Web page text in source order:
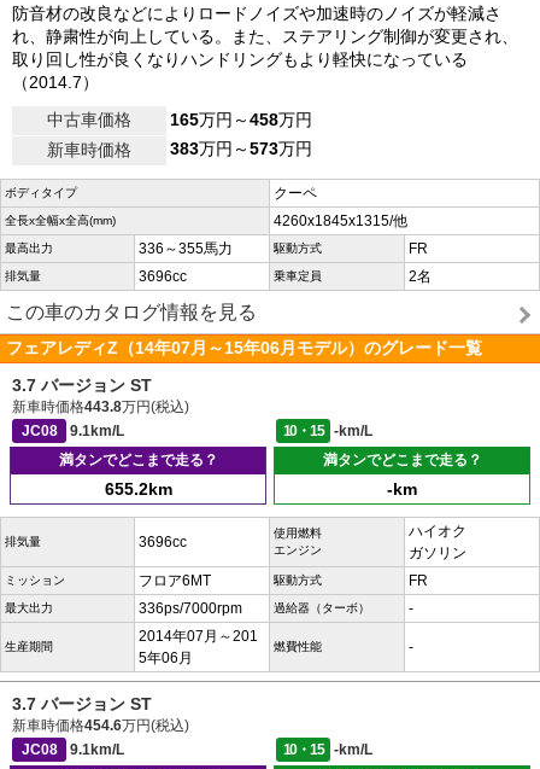
防音材の改良などによりロードノイズや加速時のノイズが軽減さ
れ、静粛性が向上している。また、ステアリング制御が変更され、
取り回し性が良くなりハンドリングもより軽快になっている
（2014.7）
中古車価格
165万円～458万円
新車時価格
383万円～573万円
ボディタイプ クーペ
全長x全幅x全高(mm) 4260x1845x1315/他
最高出力 336～355馬力 駆動方式 FR
排気量 3696cc 乗車定員 2名
この車のカタログ情報を見る
フェアレディZ（14年07月～15年06月モデル）のグレード一覧
3.7 バージョン ST
新車時価格443.8万円(税込)
JC08
9.1km/L 10・15
-km/L
満タンでどこまで走る？
655.2km
満タンでどこまで走る？
-km
排気量 3696cc
使用燃料
エンジン
ハイオク
ガソリン
ミッション フロア6MT 駆動方式 FR
最大出力 336ps/7000rpm 過給器（ターボ） -
生産期間
2014年07月～201
5年06月
燃費性能 -
3.7 バージョン ST
新車時価格454.6万円(税込)
JC08
9.1km/L 10・15
-km/L